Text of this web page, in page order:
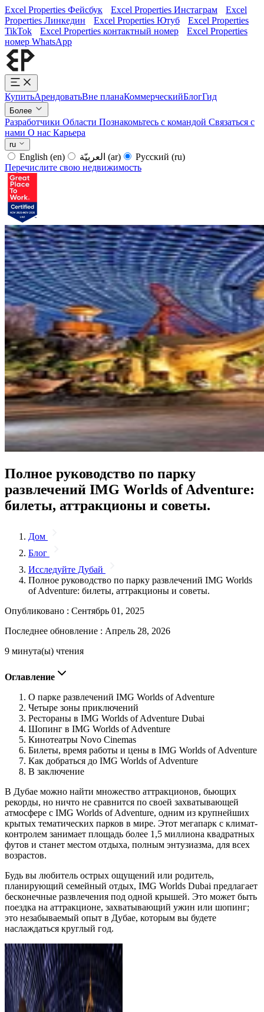
Excel Properties Фейсбук Excel Properties Инстаграм
Excel
Properties Линкедин
Excel Properties Ютуб
Excel Properties
TikTok
Excel Properties контактный номер
Excel Properties
номер WhatsApp
КупитьАрендоватьВне планаКоммерческийБлогГид
Более
Разработчики Области Познакомьтесь с командой Связаться с
нами О нас Карьера
ru
English (en) (ar) Русский (ru)
Перечислите свою недвижимость
Полное руководство по парку
развлечений IMG Worlds of Adventure:
билеты, аттракционы и советы.
Дом
Блог
Исследуйте Дубай
Полное руководство по парку развлечений IMG Worlds
of Adventure: билеты, аттракционы и советы.
Опубликовано : Сентябрь 01, 2025
Последнее обновление : Апрель 28, 2026
9 минута(ы) чтения
Оглавление
О парке развлечений IMG Worlds of Adventure
Четыре зоны приключений
Рестораны в IMG Worlds of Adventure Dubai
Шопинг в IMG Worlds of Adventure
Кинотеатры Novo Cinemas
Билеты, время работы и цены в IMG Worlds of Adventure
Как добраться до IMG Worlds of Adventure
В заключение
В Дубае можно найти множество аттракционов, бьющих
рекорды, но ничто не сравнится по своей захватывающей
атмосфере с IMG Worlds of Adventure, одним из крупнейших
крытых тематических парков в мире. Этот мегапарк с климат-
контролем занимает площадь более 1,5 миллиона квадратных
футов и станет местом отдыха, полным энтузиазма, для всех
возрастов.
Будь вы любитель острых ощущений или родитель,
планирующий семейный отдых, IMG Worlds Dubai предлагает
бесконечные развлечения под одной крышей. Это может быть
поездка на аттракционе, захватывающий ужин или шопинг;
это незабываемый опыт в Дубае, которым вы будете
наслаждаться круглый год.